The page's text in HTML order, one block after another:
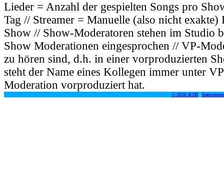
Lieder = Anzahl der gespielten Songs pro
Tag // Streamer = Manuelle (also nicht
Show // Show-Moderatoren stehen im Studio
Show Moderationen eingesprochen // VP-
zu hören sind, d.h. in einer vorproduzierten
steht der Name eines Kollegen immer unter
Moderation vorproduziert hat.
©2026 KJR |